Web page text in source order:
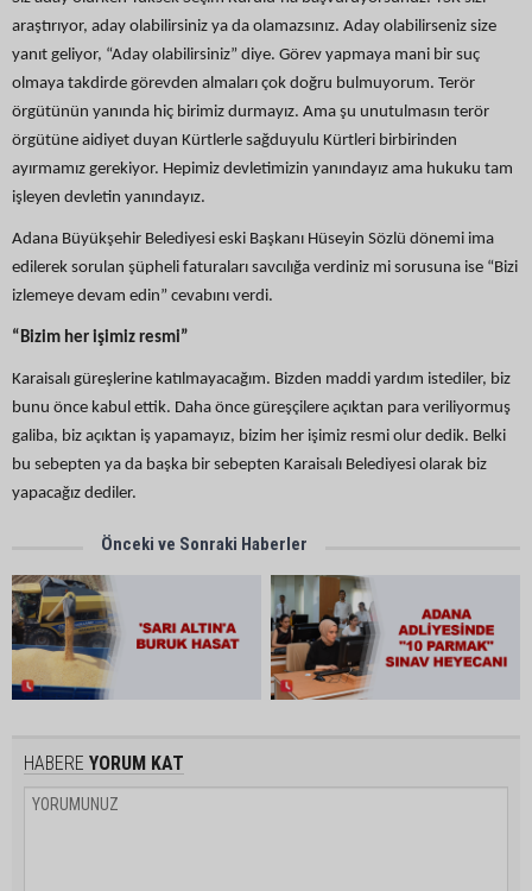
araştırıyor, aday olabilirsiniz ya da olamazsınız. Aday olabilirseniz size
yanıt geliyor, “Aday olabilirsiniz” diye. Görev yapmaya mani bir suç
olmaya takdirde görevden almaları çok doğru bulmuyorum. Terör
örgütünün yanında hiç birimiz durmayız. Ama şu unutulmasın terör
örgütüne aidiyet duyan Kürtlerle sağduyulu Kürtleri birbirinden
ayırmamız gerekiyor. Hepimiz devletimizin yanındayız ama hukuku tam
işleyen devletin yanındayız.
Adana Büyükşehir Belediyesi eski Başkanı Hüseyin Sözlü dönemi ima
edilerek sorulan şüpheli faturaları savcılığa verdiniz mi sorusuna ise “Bizi
izlemeye devam edin” cevabını verdi.
“Bizim her işimiz resmi”
Karaisalı güreşlerine katılmayacağım. Bizden maddi yardım istediler, biz
bunu önce kabul ettik. Daha önce güreşçilere açıktan para veriliyormuş
galiba, biz açıktan iş yapamayız, bizim her işimiz resmi olur dedik. Belki
bu sebepten ya da başka bir sebepten Karaisalı Belediyesi olarak biz
yapacağız dediler.
Önceki ve Sonraki Haberler
HABERE YORUM KAT